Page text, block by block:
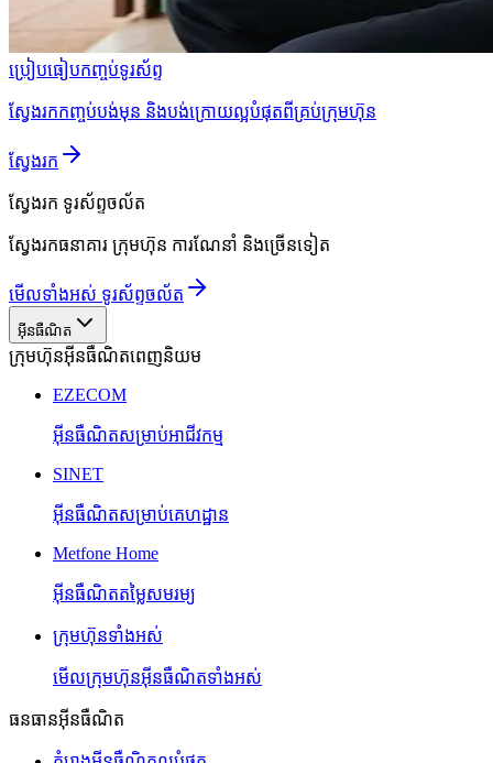
ប្រៀបធៀបកញ្ចប់ទូរស័ព្ទ
ស្វែងរកកញ្ចប់បង់មុន និងបង់ក្រោយល្អបំផុតពីគ្រប់ក្រុមហ៊ុន
ស្វែងរក
ស្វែងរក ទូរស័ព្ទចល័ត
ស្វែងរកធនាគារ ក្រុមហ៊ុន ការណែនាំ និងច្រើនទៀត
មើលទាំងអស់ ទូរស័ព្ទចល័ត
អ៊ីនធឺណិត
ក្រុមហ៊ុនអ៊ីនធឺណិតពេញនិយម
EZECOM
អ៊ីនធឺណិតសម្រាប់អាជីវកម្ម
SINET
អ៊ីនធឺណិតសម្រាប់គេហដ្ឋាន
Metfone Home
អ៊ីនធឺណិតតម្លៃសមរម្យ
ក្រុមហ៊ុនទាំងអស់
មើលក្រុមហ៊ុនអ៊ីនធឺណិតទាំងអស់
ធនធានអ៊ីនធឺណិត